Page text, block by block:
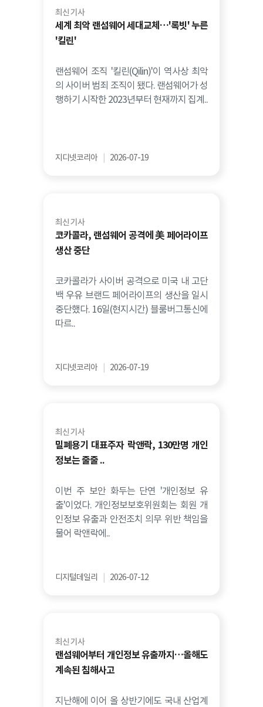
최신 기사
세계 최악 랜섬웨어 세대교체…'록빗' 누른
'킬린'
랜섬웨어 조직 '킬린(Qilin)'이 역사상 최악
의 사이버 범죄 조직이 됐다. 랜섬웨어가 성
행하기 시작한 2023년부터 현재까지 집계..
지디넷코리아 2026-07-19
최신 기사
코카콜라, 랜섬웨어 공격에 美 페어라이프
생산 중단
코카콜라가 사이버 공격으로 미국 내 고단
백 우유 브랜드 페어라이프의 생산을 일시
중단했다. 16일(현지시간) 블룸버그통신에
따르..
지디넷코리아 2026-07-19
최신 기사
밀폐용기 대표주자 락앤락, 130만명 개인
정보는 줄줄 ..
이번 주 보안 화두는 단연 '개인정보 유
출'이었다. 개인정보보호위원회는 회원 개
인정보 유출과 안전조치 의무 위반 책임을
물어 락앤락에..
디지털데일리 2026-07-12
최신 기사
랜섬웨어부터 개인정보 유출까지…올해도
계속된 침해사고
지난해에 이어 올 상반기에도 국내 산업계